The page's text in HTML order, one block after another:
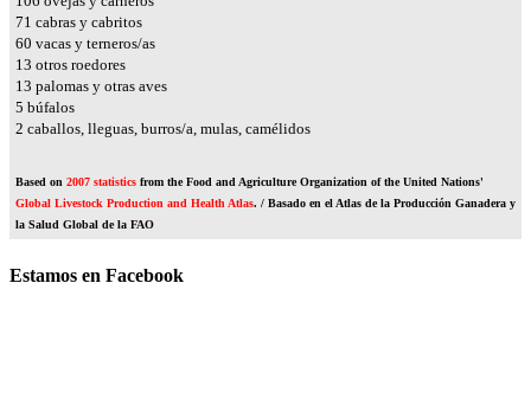
82 cabras y cabritos
69 vacas y terneros/as
15 otros roedores
15 palomas y otras aves
5 búfalos
2 caballos, lleguas, burros/a, mulas, camélidos
Based on 2007 statistics from the Food and Agriculture Organization of the United Nations'
Global Livestock Production and Health Atlas. / Basado en el Atlas de la Producción Ganadera y
la Salud Global de la FAO
Estamos en Facebook